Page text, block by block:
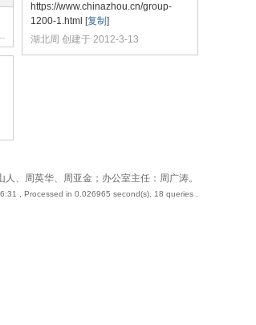
https://www.chinazhou.cn/group-
1200-1.html [复制 ]
湖北周 创建于 2012-3-13
、周英华、周亚金；办公室主任：周广涛。
, Processed in 0.026965 second(s), 18 queries .